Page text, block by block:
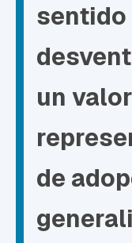
sentido
un
de